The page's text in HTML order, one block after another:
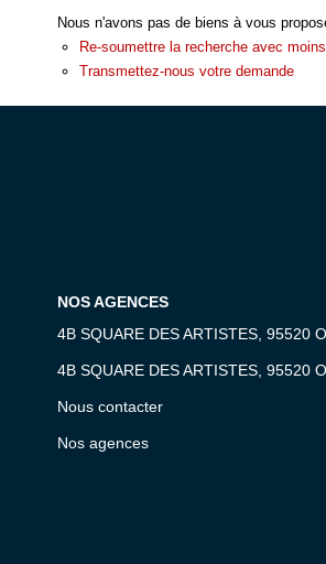
Nous n'avons pas de biens à vous
Re-soumettre la recherche avec
Transmettez-nous votre demande
NOS AGENCES
4B SQUARE DES ARTISTES, 95520
4B SQUARE DES ARTISTES, 95520
Nous contacter
Nos agences